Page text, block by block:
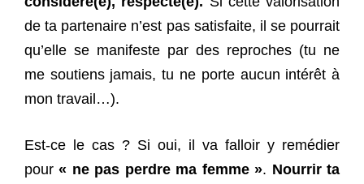
de ta partenaire n’est pas satisfaite, il se pourrait
qu’elle se manifeste par des reproches (tu ne
me soutiens jamais, tu ne porte aucun intérêt à
mon travail…).
Est-ce le cas ? Si oui, il va falloir y remédier
pour« ne pas perdre ma femme ». Nourrir ta